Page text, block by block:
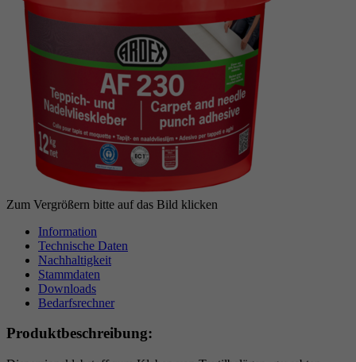
Zum Vergrößern bitte auf das Bild klicken
Information
Technische Daten
Nachhaltigkeit
Stammdaten
Downloads
Bedarfsrechner
Produktbeschreibung: